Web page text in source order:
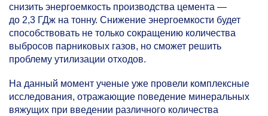
снизить энергоемкость производства цемента —
до 2,3 ГДж на тонну. Снижение энергоемкости будет
способствовать не только сокращению количества
выбросов парниковых газов, но сможет решить
проблему утилизации отходов.
На данный момент ученые уже провели комплексные
исследования, отражающие поведение минеральных
вяжущих при введении различного количества